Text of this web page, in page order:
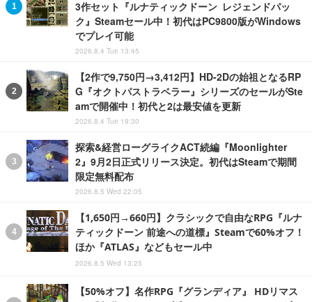
3作セット『ルナティックドーン レジェンドパッ
ク』Steamセール中！初代はPC9800版がWindows
でプレイ可能
2026.8.4 Tue 13:45
【2作で9,750円→3,412円】HD-2Dの始祖となるRP
G『オクトパストラベラー』シリーズのセールがSte
amで開催中！初代と2は最安値を更新
2026.8.4 Tue 19:30
探索&経営ローグライクACT続編『Moonlighter
2』9月2日正式リリース決定。初代はSteamで期間
限定無料配布
2026.8.5 Wed 22:05
【1,650円→660円】クラシックで自由なRPG『ルナ
ティックドーン 前途への道標』Steamで60%オフ！
ほか『ATLAS』などもセール中
2026.8.5 Wed 13:25
【50%オフ】名作RPG『グランディア』 HDリマス